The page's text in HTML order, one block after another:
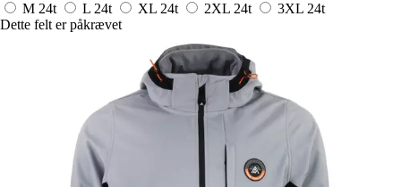
M 24t L 24t XL 24t 2XL 24t 3XL 24t
Dette felt er påkrævet